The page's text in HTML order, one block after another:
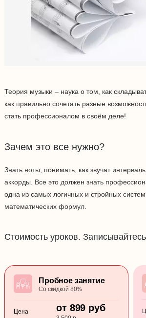
Теория музыки – наука о том, как
как правильно сочетать разные
стать профессионалом в своём деле!
Зачем это все нужно?
Знать ноты, понимать, как звучат
аккорды. Все это должен знать
одна из самых логичных и стройных
математических формул.
Стоимость уроков.
Пробное занятие
Со скидкой 80%
Цена от 899 руб